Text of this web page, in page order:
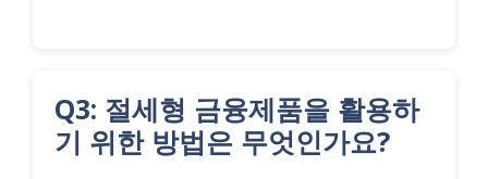
Q3: 절세형 금융제품을 활용하
기 위한 방법은 무엇인가요?